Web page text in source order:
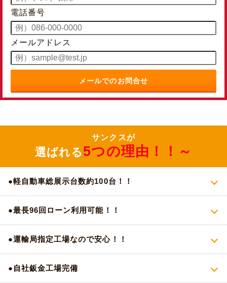
電話番号
メールアドレス
メールでのお問合せ
サンクスが
選ばれる 5つの理由！！～
●軽自動車総展示台数約100台！！
●最長96回ローン利用可能！！
●運輸局指定工場なので安心！！
●自社鈑金工場完備